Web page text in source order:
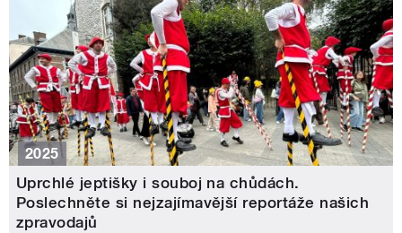
2025
Uprchlé jeptišky i souboj na chůdách.
Poslechněte si nejzajímavější reportáže našich
zpravodajů